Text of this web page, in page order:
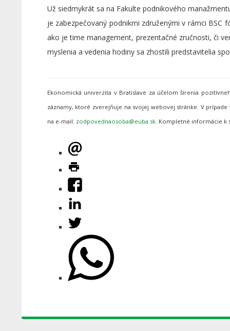
Už siedmykrát sa na Fakulte podnikového
je zabezpečovaný podnikmi združenými v rámci
ako je time management, prezentačné zručnosti, či
myslenia a vedenia hodiny sa zhostili predstavitelia
Ekonomická univerzita v Bratislave za účelom šírenia
záznamy, ktoré zverejňuje na svojej webovej stránke. V
na e-mail:
. Kompletné informácie k